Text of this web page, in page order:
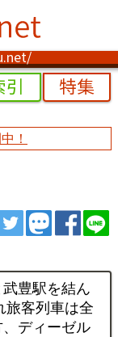
引 特集
！
ツイートトゥート
シェ
豊駅を結ん
旅客列車は全
ディーゼル